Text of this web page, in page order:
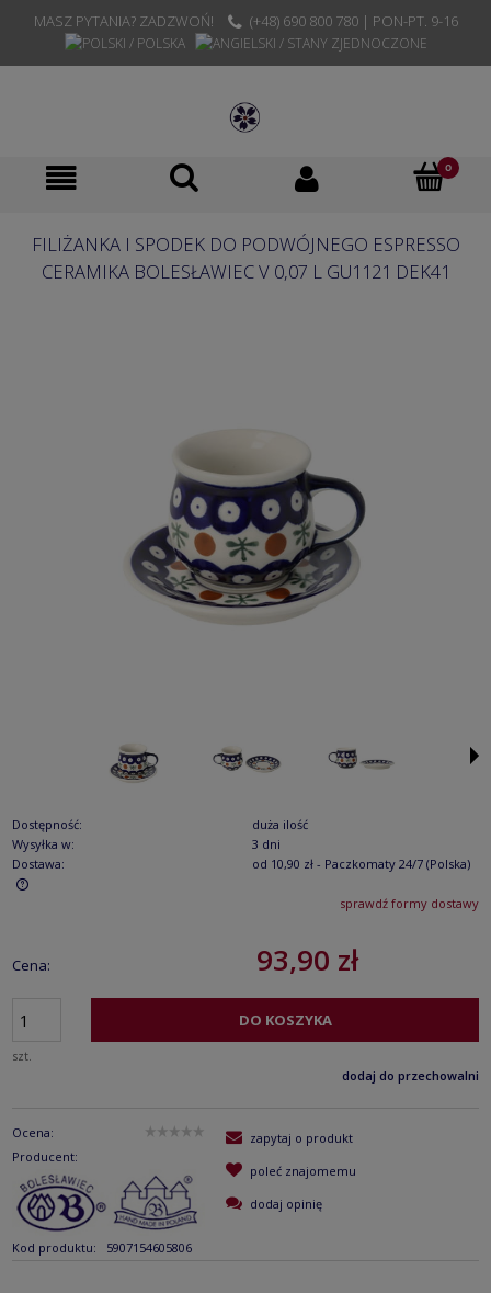
MASZ PYTANIA? ZADZWOŃ! (+48) 690 800 780 | PON-PT. 9-16
FILIŻANKA I SPODEK DO PODWÓJNEGO ESPRESSO
CERAMIKA BOLESŁAWIEC V 0,07 L GU1121 DEK41
Dostępność:
duża ilość
Wysyłka w:
3 dni
Dostawa:
od 10,90 zł - Paczkomaty 24/7 (Polska)
Cena nie zawiera ewentualnych kosztów płatnościsprawdź formy dostawy
Cena: 93,90 zł
szt.
DO KOSZYKA
dodaj do przechowalni
Ocena:
Producent:
Kod produktu: 5907154605806
zapytaj o produkt
poleć znajomemu
dodaj opinię